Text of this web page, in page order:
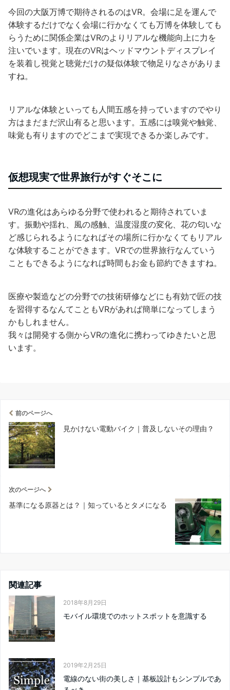
今回の大阪万博で期待されるのはVR。会場に足を運んで
体験するだけでなく会場に行かなくても万博を体験しても
らうために関係企業はVRのよりリアルな機能向上に力を
注いでいます。現在のVRはヘッドマウントディスプレイ
を装着し視覚と聴覚だけの疑似体験で物足りなさがありま
すね。
リアルな体験といっても人間五感を持っていますのでやり
方はまだまだ沢山有ると思います。五感には嗅覚や触覚、
味覚も有りますのでどこまで実現できるか楽しみです。
仮想現実で世界旅行がすぐそこに
VRの進化はあらゆる分野で使われると期待されていま
す。振動や揺れ、風の感触、温度湿度の変化、花の匂いな
ど感じられるようになればその場所に行かなくてもリアル
な体験することができます。VRでの世界旅行なんていう
こともできるようになれば時間もお金も節約できますね。
医療や製造などの分野での技術研修などにも有効で匠の技
を習得するなんてこともVRがあれば簡単になってしまう
かもしれません。
我々は開発する側からVRの進化に携わってゆきたいと思
います。
前のページへ
見かけない電動バイク｜普及しないその理由？
次のページへ
基準になる原器とは？｜知っているとタメになる
関連記事
2018年8月29日
モバイル環境でのホットスポットを意識する
2019年2月25日
電線のない街の美しさ｜基板設計もシンプルであ